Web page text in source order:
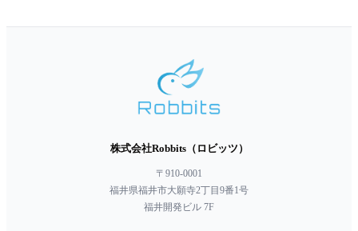
株式会社Robbits（ロビッツ）
〒910-0001
福井県福井市大願寺2丁目9番1号
福井開発ビル 7F